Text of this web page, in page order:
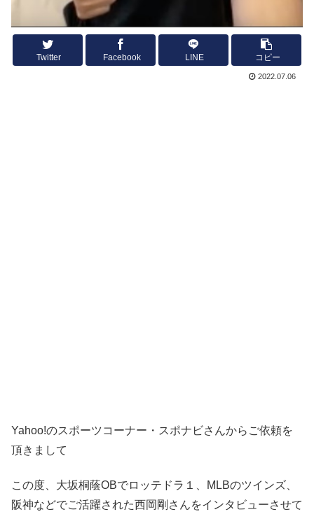
Twitter Facebook LINE コピー
2022.07.06
Yahoo!のスポーツコーナー・スポナビさんからご依頼を
頂きまして
この度、大坂桐蔭OBでロッテドラ１、MLBのツインズ、
阪神などでご活躍された西岡剛さんをインタビューさせて